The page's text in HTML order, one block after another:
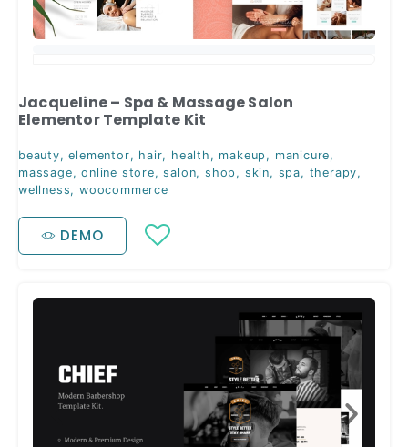
Jacqueline – Spa & Massage Salon
Elementor Template Kit
beauty,elementor, hair, health , makeup , manicure,
massage,online store,salon,shop , skin, spa, therapy,
wellness,woocommerce
DEMO